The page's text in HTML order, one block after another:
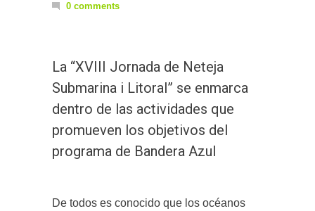
0 comments
La “XVIII Jornada de Neteja
Submarina i Litoral” se enmarca
dentro de las actividades que
promueven los objetivos del
programa de Bandera Azul
De todos es conocido que los océanos